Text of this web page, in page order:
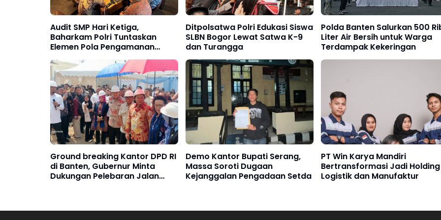
Audit SMP Hari Ketiga,
Baharkam Polri Tuntaskan
Elemen Pola Pengamanan
Pertamina Jabar
Ditpolsatwa Polri Edukasi Siswa
SLBN Bogor Lewat Satwa K-9
dan Turangga
Polda Banten Salurkan 500
Liter Air Bersih untuk Warga
Terdampak Kekeringan
Ground breaking Kantor DPD RI
di Banten, Gubernur Minta
Dukungan Pelebaran Jalan
Demo Kantor Bupati Serang,
Massa Soroti Dugaan
Kejanggalan Pengadaan Setda
PT Win Karya Mandiri
Bertransformasi Jadi Holding
Logistik dan Manufaktur